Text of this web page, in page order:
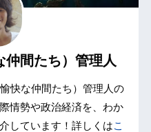
間たち）管理人
快な仲間たち）管理人の
情勢や政治経済を、わか
しています！詳しくはこ